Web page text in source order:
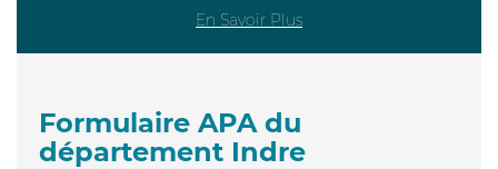
En Savoir Plus
Formulaire APA du
département Indre